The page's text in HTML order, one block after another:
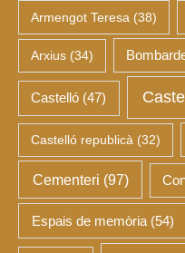
Armengot Teresa (38)
Arxius(34)
Castelló (47)
Castelló republicà (32)
Cementeri (97)
Espais de memòria(54)